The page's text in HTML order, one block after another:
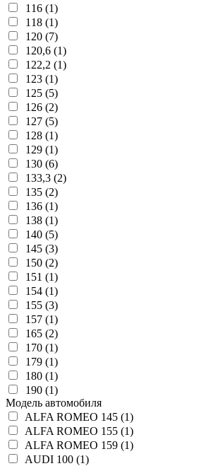
116 (1)
118 (1)
120 (7)
120,6 (1)
122,2 (1)
123 (1)
125 (5)
126 (2)
127 (5)
128 (1)
129 (1)
130 (6)
133,3 (2)
135 (2)
136 (1)
138 (1)
140 (5)
145 (3)
150 (2)
151 (1)
154 (1)
155 (3)
157 (1)
165 (2)
170 (1)
179 (1)
180 (1)
190 (1)
Модель автомобиля
ALFA ROMEO 145 (1)
ALFA ROMEO 155 (1)
ALFA ROMEO 159 (1)
AUDI 100 (1)